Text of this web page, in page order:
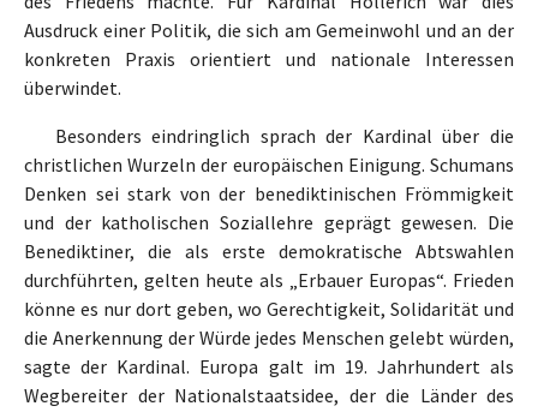
Ausdruck einer Politik, die sich am Gemeinwohl und an der
konkreten Praxis orientiert und nationale Interessen
überwindet.
Besonders eindringlich sprach der Kardinal über die
christlichen Wurzeln der europäischen Einigung. Schumans
Denken sei stark von der benediktinischen Frömmigkeit
und der katholischen Soziallehre geprägt gewesen. Die
Benediktiner, die als erste demokratische Abtswahlen
durchführten, gelten heute als „Erbauer Europas“. Frieden
könne es nur dort geben, wo Gerechtigkeit, Solidarität und
die Anerkennung der Würde jedes Menschen gelebt würden,
sagte der Kardinal. Europa galt im 19. Jahrhundert als
Wegbereiter der Nationalstaatsidee, der die Länder des